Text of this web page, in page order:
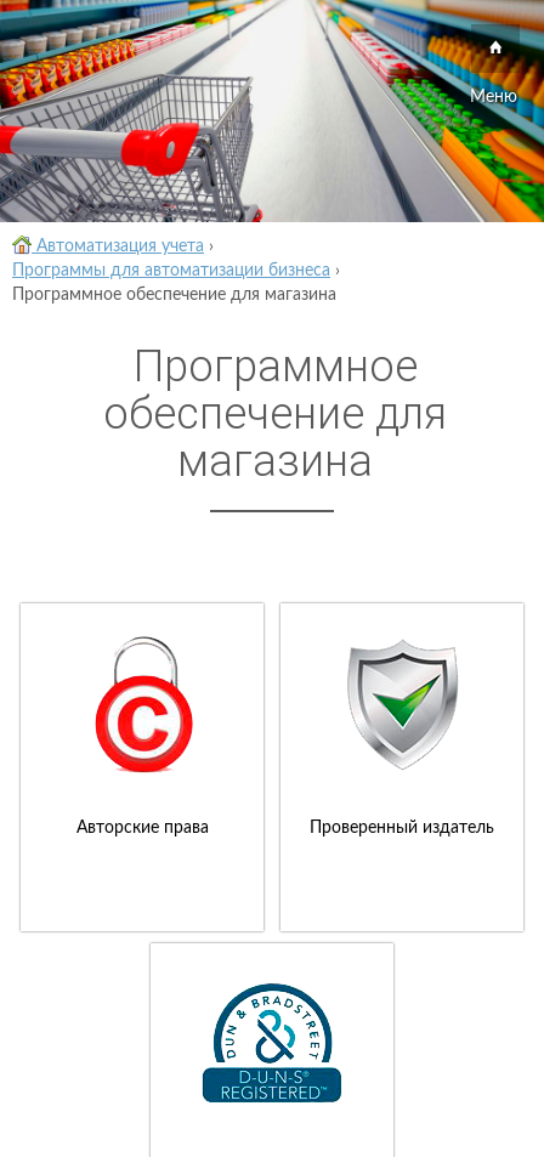
Меню
Автоматизация учета ›
Программы для автоматизации бизнеса ›
Программное обеспечение для магазина
Программное
обеспечение для
магазина
Авторские права Проверенный издатель